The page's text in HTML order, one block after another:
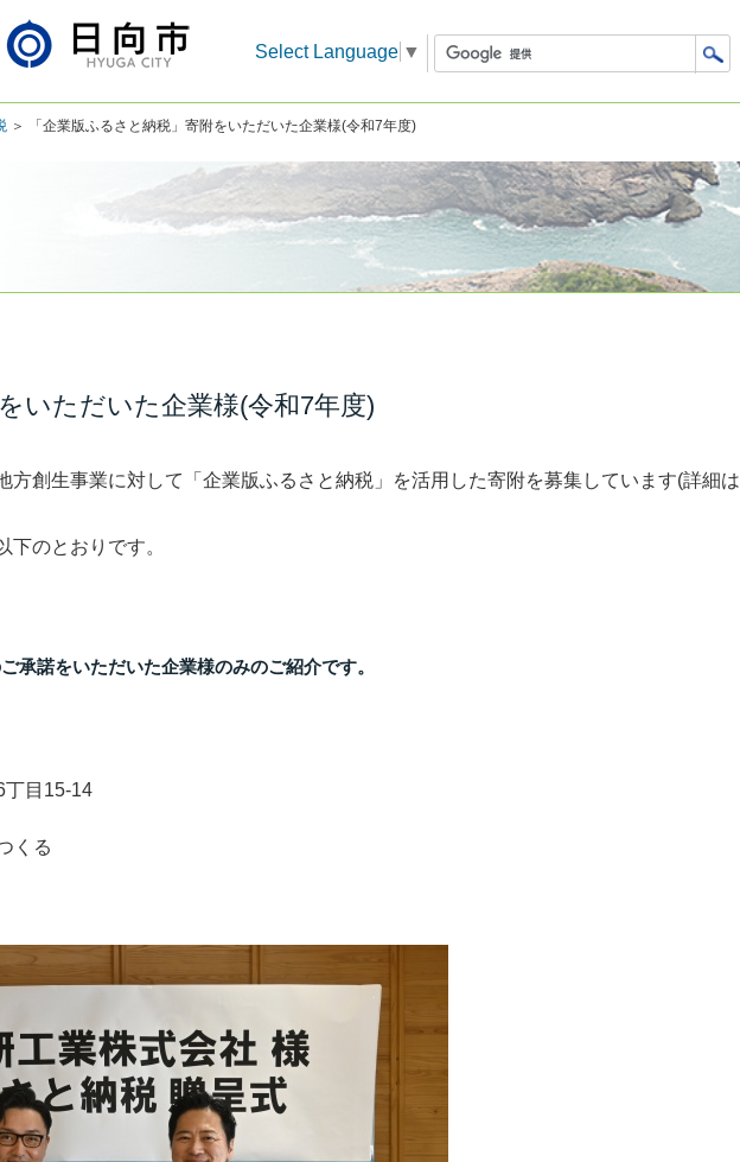
Select Language ▼
＞ 「企業版ふるさと納税」寄附をいただいた企業様(令和7年度)
いただいた企業様(令和7年度)
方創生事業に対して「企業版ふるさと納税」を活用した寄附を募集しています(詳細は
のとおりです。
承諾をいただいた企業様のみのご紹介です。
丁目15-14
くる